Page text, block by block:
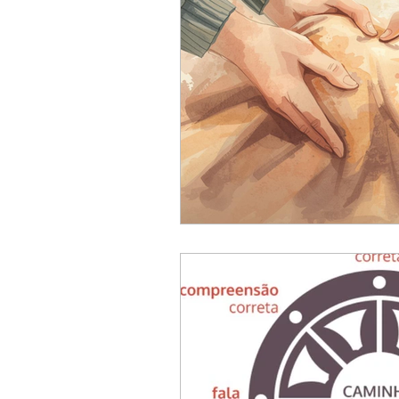
BIOGRAFIAS 6º ANO
4º ANO 5º ANO
FILME MÚSICA